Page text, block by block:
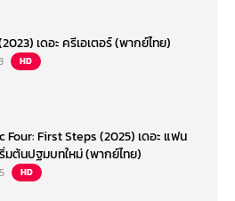
เดอะ ครีเอเตอร์ (พากย์ไทย)
HD
Four: First Steps (2025) เดอะ แฟน
มต้นปฐมบทใหม่ (พากย์ไทย)
HD